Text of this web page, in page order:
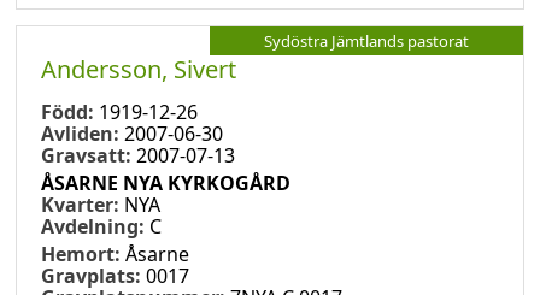
Sydöstra Jämtlands pastorat
Andersson, Sivert
Född: 1919-12-26
Avliden: 2007-06-30
Gravsatt: 2007-07-13
ÅSARNE NYA KYRKOGÅRD
Kvarter: NYA
Avdelning: C
Hemort: Åsarne
Gravplats: 0017